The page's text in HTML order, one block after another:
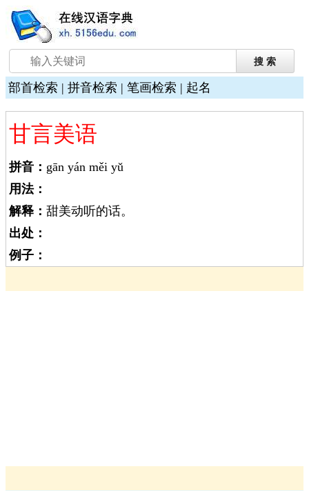
部首检索 | 拼音检索 | 笔画检索 | 起名
甘言美语
拼音： gān yán měi yǔ
用法：
解释： 甜美动听的话。
出处：
例子：